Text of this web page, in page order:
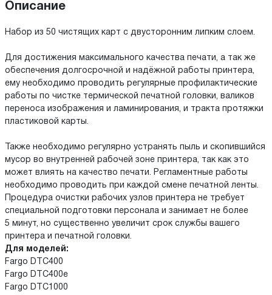
Описание
Набор из 50 чистящих карт с двусторонним липким слоем.
Для достижения максимального качества печати, а так же
обеспечения долгосрочной и надёжной работы принтера,
ему необходимо проводить регулярные профилактические
работы по чистке термической печатной головки, валиков
переноса изображения и ламинирования, и тракта протяжки
пластиковой карты.
Также необходимо регулярно устранять пыль и скопившийся
мусор во внутренней рабочей зоне принтера, так как это
может влиять на качество печати. Регламентные работы
необходимо проводить при каждой смене печатной ленты.
Процедура очистки рабочих узлов принтера не требует
специальной подготовки персонала и занимает не более
5 минут, но существенно увеличит срок службы вашего
принтера и печатной головки.
Для моделей:
Fargo DTC400
Fargo DTC400e
Fargo DTC1000